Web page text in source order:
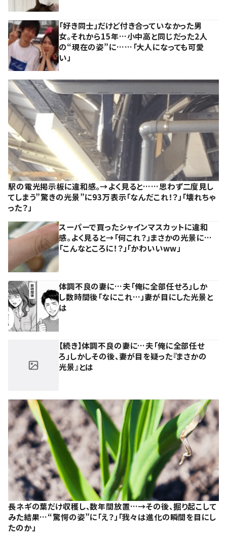
「好き同士」だけど付き合っていなかった男
女。それから15年…小中高と同じだった2人
の“現在の姿”に……「大人になっても可愛
い」
駅の電光掲示板に違和感。→よく見ると……思わず二度見し
てしまう”驚きの光景”に93万表示「なんだこれ！？」「壊れちゃ
った？」
スーパーで買ったシャインマスカットに違和
感。よく見ると→「何これ？」まさかの光景に…
「こんなところに！？」「かわいいww」
体調不良の妻に…夫「俺に全部任せろ」しか
し数時間後「なにこれ…」妻が目にした光景と
は
【続き】体調不良の妻に…夫「俺に全部任せ
ろ」しかしその後、妻が目を疑った『まさかの
光景』とは
長ネギの葉だけ収穫し、数年間放置…→その後、掘り起こして
みた結果…“驚愕の姿”に「え？」「我々は進化の瞬間を目にし
たのか」